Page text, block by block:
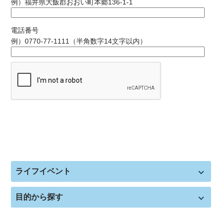
例）福井県大飯郡おおい町本郷136-1-1
電話番号
例）0770-77-1111（半角数字14文字以内）
ライフイベント
目的から探す